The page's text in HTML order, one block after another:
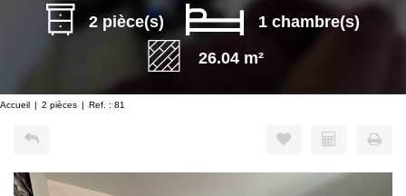
2 pièce(s)
1 chambre(s)
26.04 m²
Accueil 2 pièces Ref. : 81